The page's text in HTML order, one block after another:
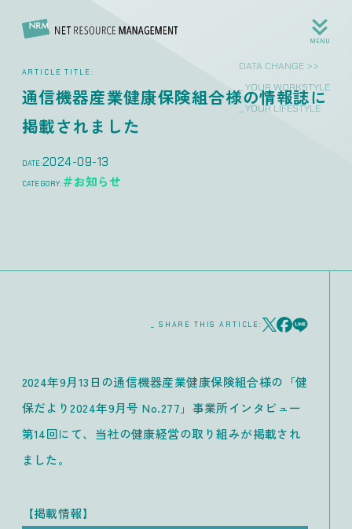
MENU
ARTICLE TITLE:
通信機器産業健康保険組合様の情報誌に
掲載されました
DATE:2024-09-13
CATEGORY:＃お知らせ
DATA CHANGE >>
_ YOUR WORKSTYLE
_ YOUR LIFESTYLE
_ SHARE THIS ARTICLE:
2024年9月13日の通信機器産業健康保険組合様の「健
保だより2024年9月号 No.277」事業所インタビュー
第14回にて、当社の健康経営の取り組みが掲載され
ました。
【掲載情報】